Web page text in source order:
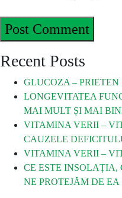
Recent Posts
GLUCOZA –
LONGEVITATEA
MAI MULT ȘI MAI
VITAMINA VERII –
CAUZELE
VITAMINA VERII –
CE ESTE INSOLAȚIA,
NE PROTEJĂM DE EA